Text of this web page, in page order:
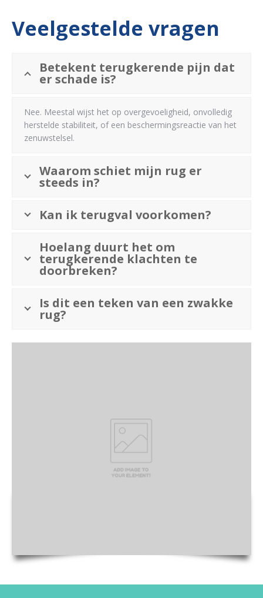
Veelgestelde vragen
Betekent terugkerende pijn dat
er schade is?
Nee. Meestal wijst het op overgevoeligheid, onvolledig
herstelde stabiliteit, of een beschermingsreactie van het
zenuwstelsel.
Waarom schiet mijn rug er
steeds in?
Kan ik terugval voorkomen?
Hoelang duurt het om
terugkerende klachten te
doorbreken?
Is dit een teken van een zwakke
rug?